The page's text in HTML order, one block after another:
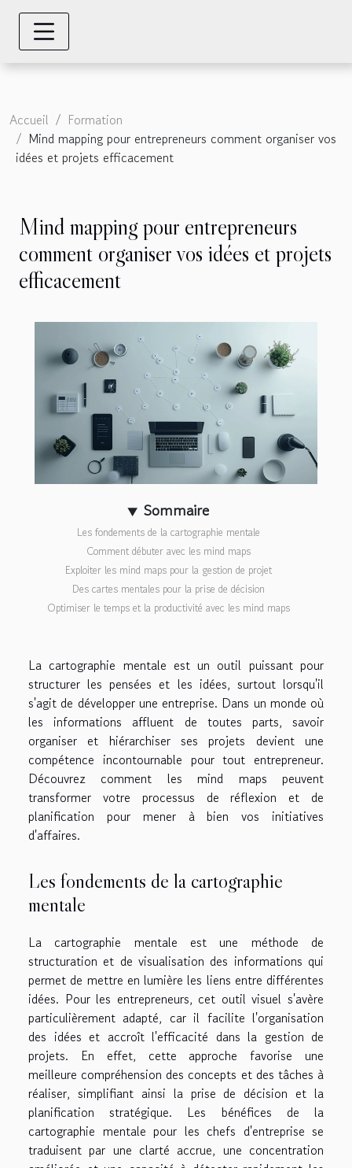
Accueil
Formation
Mind mapping pour entrepreneurs comment organiser vos
idées et projets efficacement
Mind mapping pour entrepreneurs
comment organiser vos idées et projets
efficacement
Sommaire
Les fondements de la cartographie mentale
Comment débuter avec les mind maps
Exploiter les mind maps pour la gestion de projet
Des cartes mentales pour la prise de décision
Optimiser le temps et la productivité avec les mind maps
La cartographie mentale est un outil puissant pour
structurer les pensées et les idées, surtout lorsqu'il
s'agit de développer une entreprise. Dans un monde où
les informations affluent de toutes parts, savoir
organiser et hiérarchiser ses projets devient une
compétence incontournable pour tout entrepreneur.
Découvrez comment les mind maps peuvent
transformer votre processus de réflexion et de
planification pour mener à bien vos initiatives
d'affaires.
Les fondements de la cartographie
mentale
La cartographie mentale est une méthode de
structuration et de visualisation des informations qui
permet de mettre en lumière les liens entre différentes
idées. Pour les entrepreneurs, cet outil visuel s'avère
particulièrement adapté, car il facilite l'organisation
des idées et accroît l'efficacité dans la gestion de
projets. En effet, cette approche favorise une
meilleure compréhension des concepts et des tâches à
réaliser, simplifiant ainsi la prise de décision et la
planification stratégique. Les bénéfices de la
cartographie mentale pour les chefs d'entreprise se
traduisent par une clarté accrue, une concentration